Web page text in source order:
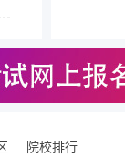
院校排行